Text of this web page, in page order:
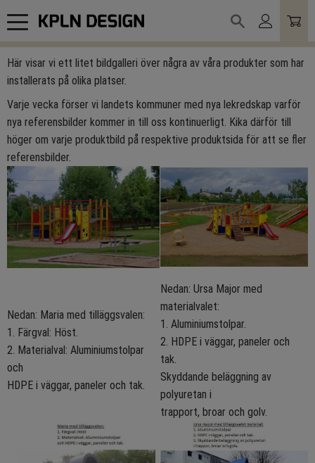
Meny
Här visar vi ett litet bildgalleri över några av våra produkter som har
installerats på olika platser.
Varje vecka förser vi landets kommuner med nya lekredskap varför
nya referensbilder kommer in till oss kontinuerligt. Kika därför till
höger om varje produktbild på respektive produktsida för att se fler
referensbilder.
Nedan: Maria med tilläggsvalen:
1. Färgval: Höst.
2. Materialval: Aluminiumstolpar
och
HDPE i väggar, paneler och tak.
Nedan: Ursa Major med
materialvalet:
1. Aluminiumstolpar.
2. HDPE i väggar, paneler och
tak.
Skyddande beläggning av
polyuretan i
trapport, broar och golv.